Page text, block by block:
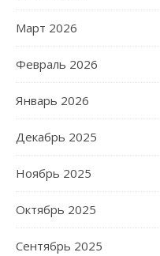
Март 2026
Февраль 2026
Январь 2026
Декабрь 2025
Ноябрь 2025
Октябрь 2025
Сентябрь 2025